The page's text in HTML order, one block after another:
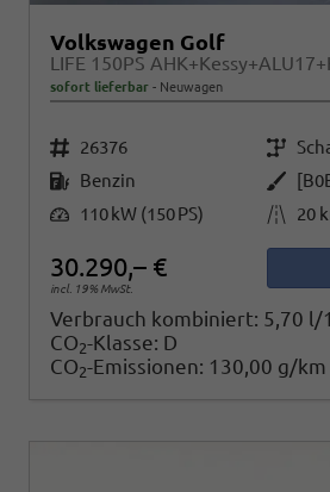
Volkswagen Golf
sofort lieferbar Neuwagen
Fahrzeugnr. 26376 Getriebe
Kraftstoff Benzin Außenfarbe
Leistung 110 kW (150 PS) Kilometerstand 20
30.290,– €
incl. 19% MwSt.
Verbrauch kombiniert: 5,70 l/
CO2-Klasse: D
CO2-Emissionen: 130,00 g/km